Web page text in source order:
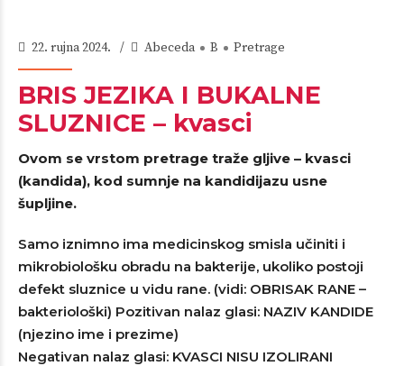
22. rujna 2024. Abeceda B Pretrage
BRIS JEZIKA I BUKALNE
SLUZNICE – kvasci
Ovom se vrstom pretrage traže gljive – kvasci
(kandida), kod sumnje na kandidijazu usne
šupljine.
Samo iznimno ima medicinskog smisla učiniti i
mikrobiološku obradu na bakterije, ukoliko postoji
defekt sluznice u vidu rane. (vidi: OBRISAK RANE –
bakteriološki) Pozitivan nalaz glasi: NAZIV KANDIDE
(njezino ime i prezime)
Negativan nalaz glasi: KVASCI NISU IZOLIRANI